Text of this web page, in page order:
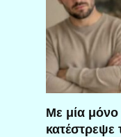
Με μία
κατέστρεψε